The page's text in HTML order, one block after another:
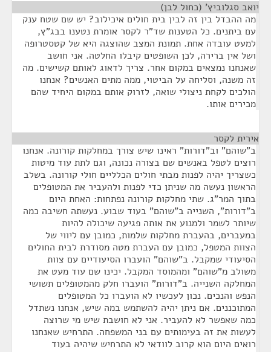
יואב סגלוביץ' (כחול לבן)
מה ההבדל בין זה לבין בית חולים איכילוב? יש שם שטח ענק
עם ביתנים. כל הטענות שד"ר לקסר אומרת נטענו בבג"ץ,
למעט עובדה אחת. תמונת המצב שהוצגה היא של קטסטרופה
ושל אין ברירה, לכן השופטים קיבלו החלטה. אני חושב
שאנחנו נמצאים במקום אחר. צריך לדאוג לאותם קשישים. מה
זה משנה, וסליחה על הביטוי, ממה מתים האנשים? אנחנו
הולכים לקחת ניצולי שואה, לזרוק אותם במקום היחיד שהם
מכירים אותו.
אירית לקסר
ב"שוהם" וב"דורות" ראינו שיש צורך במחלקות קורונה. אנחנו
רוצים לטפל באנשים שם בצורה נכונה, וגם לתת עוד מיטות
כשצריך יהיה לפנות מבתי חולים הכלליים חולי קורונה. בשלב
הראשון נעשה מה שניתן כדי לפנות ולהעביר את המטופלים
בתוך המר"ג. שתי מחלקות קורונה נפתחות: האחת היום
ב"דורות", השנייה ב"שוהם" בעוד שבוע. נעשתה חשיבה כמה
שיותר לשמר ולמנוע את אותה פגיעה שיכולה להיות
במעברים, בהעברת מחלקות שלמות, כמובן עם ליווי של
הצוות המטפל, כמובן עם העברת מטה מסודרת לבית החולים
הסיעודי שמקבל. ב"שוהם" הועברו הסיעודיים עם צוות
משולב מ"שוהם" ומהמוסד המקבל. יכינו שם עוד מעט את
המחלקה השנייה. ב"דורות" הועברו חלק מהמטופלים תשושי
הנפש והנכים. נכון לעכשיו לא הועברו כל המטופלים
המתוכננים. אם ניתן יהיה להשתמש במה שיש, אנחנו נשתדל
כמה שאפשר לא להעביר. אני לא חושבת שיש מי שרוצה
לעשות את זה בעימותים עם בני המשפחה. התרחיש שאנחנו
רואים היום הוא קרוב לוודאי לא התרחיש שיהיה בעוד